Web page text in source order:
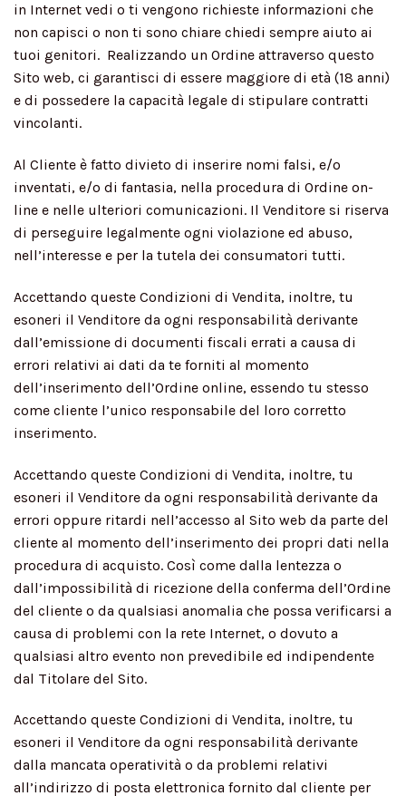
in Internet vedi o ti vengono richieste informazioni che
non capisci o non ti sono chiare chiedi sempre aiuto ai
tuoi genitori. Realizzando un Ordine attraverso questo
Sito web, ci garantisci di essere maggiore di età (18 anni)
e di possedere la capacità legale di stipulare contratti
vincolanti.
Al Cliente è fatto divieto di inserire nomi falsi, e/o
inventati, e/o di fantasia, nella procedura di Ordine on-
line e nelle ulteriori comunicazioni. Il Venditore si riserva
di perseguire legalmente ogni violazione ed abuso,
nell’interesse e per la tutela dei consumatori tutti.
Accettando queste Condizioni di Vendita, inoltre, tu
esoneri il Venditore da ogni responsabilità derivante
dall’emissione di documenti fiscali errati a causa di
errori relativi ai dati da te forniti al momento
dell’inserimento dell’Ordine online, essendo tu stesso
come cliente l’unico responsabile del loro corretto
inserimento.
Accettando queste Condizioni di Vendita, inoltre, tu
esoneri il Venditore da ogni responsabilità derivante da
errori oppure ritardi nell’accesso al Sito web da parte del
cliente al momento dell’inserimento dei propri dati nella
procedura di acquisto. Così come dalla lentezza o
dall’impossibilità di ricezione della conferma dell’Ordine
del cliente o da qualsiasi anomalia che possa verificarsi a
causa di problemi con la rete Internet, o dovuto a
qualsiasi altro evento non prevedibile ed indipendente
dal Titolare del Sito.
Accettando queste Condizioni di Vendita, inoltre, tu
esoneri il Venditore da ogni responsabilità derivante
dalla mancata operatività o da problemi relativi
all’indirizzo di posta elettronica fornito dal cliente per